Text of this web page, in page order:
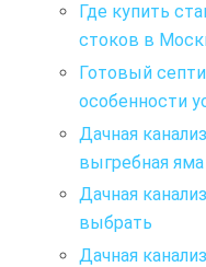
Где купить
стоков в
Готовый
особенности
Дачная
выгребная яма
Дачная
выбрать
Дачная